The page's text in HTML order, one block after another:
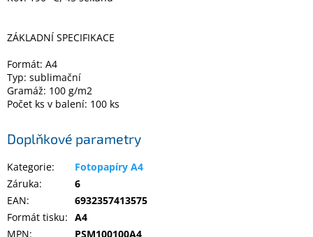
%
Black
VÝPRODEJ
zboží
TONERY
A
CARTRIDGE
OEM
ZÁKLADNÍ SPECIFIKACE
Formát: A4
Typ: sublimační
Gramáž: 100 g/m2
Počet ks v balení: 100 ks
Doplňkové parametry
Kategorie:
Fotopapíry A4
Záruka:
6
EAN:
6932357413575
Formát tisku: A4
MPN: PSM100100A4